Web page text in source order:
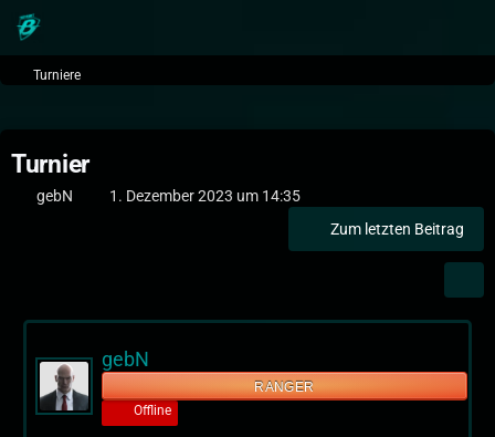
Turniere
Turnier
gebN
1. Dezember 2023 um 14:35
Zum letzten Beitrag
gebN
RANGER
Offline